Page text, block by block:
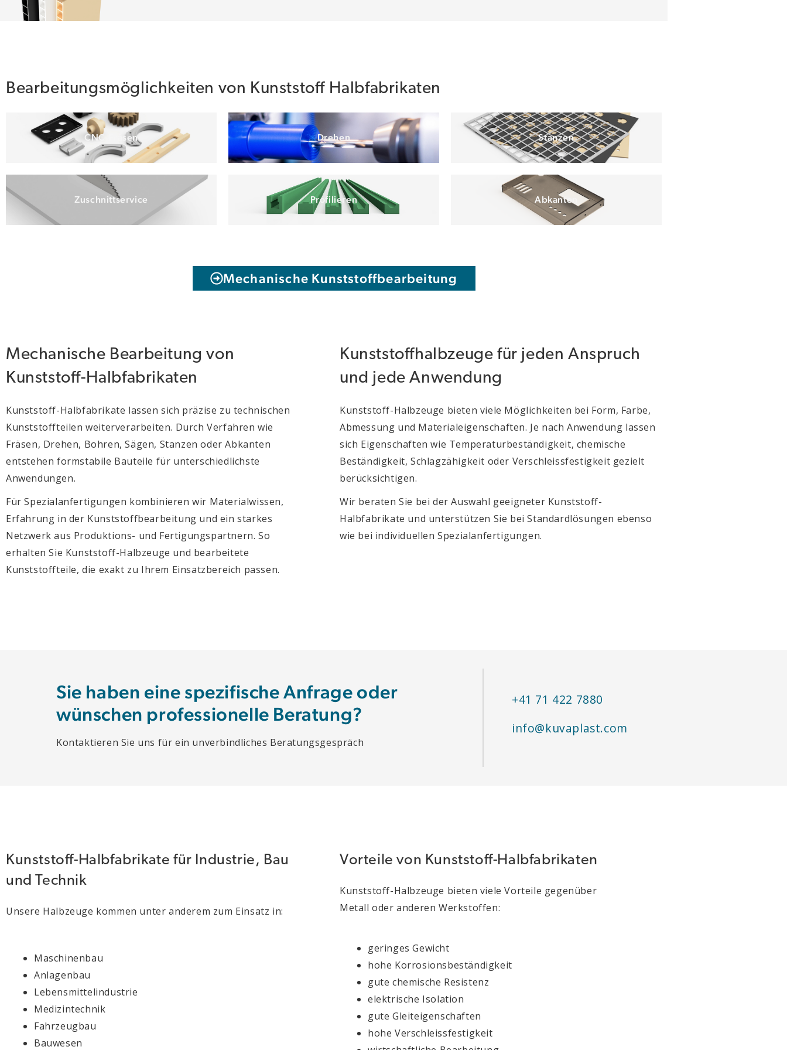
Bearbeitungsmöglichkeiten von Kunststoff Halbfabrikaten
CNC-Fräsen Drehen Stanzen
Zuschnittservice Profilieren Abkanten
Mechanische Kunststoffbearbeitung
Mechanische Bearbeitung von
Kunststoff-Halbfabrikaten
Kunststoff-Halbfabrikate lassen sich präzise zu technischen
Kunststoffteilen weiterverarbeiten. Durch Verfahren wie
Fräsen, Drehen, Bohren, Sägen, Stanzen oder Abkanten
entstehen formstabile Bauteile für unterschiedlichste
Anwendungen.
Für Spezialanfertigungen kombinieren wir Materialwissen,
Erfahrung in der Kunststoffbearbeitung und ein starkes
Netzwerk aus Produktions- und Fertigungspartnern. So
erhalten Sie Kunststoff-Halbzeuge und bearbeitete
Kunststoffteile, die exakt zu Ihrem Einsatzbereich passen.
Kunststoffhalbzeuge für jeden Anspruch
und jede Anwendung
Kunststoff-Halbzeuge bieten viele Möglichkeiten bei Form, Farbe,
Abmessung und Materialeigenschaften. Je nach Anwendung lassen
sich Eigenschaften wie Temperaturbeständigkeit, chemische
Beständigkeit, Schlagzähigkeit oder Verschleissfestigkeit gezielt
berücksichtigen.
Wir beraten Sie bei der Auswahl geeigneter Kunststoff-
Halbfabrikate und unterstützen Sie bei Standardlösungen ebenso
wie bei individuellen Spezialanfertigungen.
Sie haben eine spezifische Anfrage oder
wünschen professionelle Beratung?
Kontaktieren Sie uns für ein unverbindliches Beratungsgespräch
+41 71 422 7880
info@kuvaplast.com
Kunststoff-Halbfabrikate für Industrie, Bau
und Technik
Unsere Halbzeuge kommen unter anderem zum Einsatz in:
Maschinenbau
Anlagenbau
Lebensmittelindustrie
Medizintechnik
Fahrzeugbau
Bauwesen
Vorteile von Kunststoff-Halbfabrikaten
Kunststoff-Halbzeuge bieten viele Vorteile gegenüber
Metall oder anderen Werkstoffen:
geringes Gewicht
hohe Korrosionsbeständigkeit
gute chemische Resistenz
elektrische Isolation
gute Gleiteigenschaften
hohe Verschleissfestigkeit